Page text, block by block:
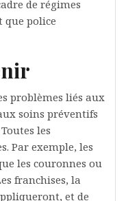
de régimes
que police
problèmes liés aux
soins préventifs
les
Par exemple, les
les couronnes ou
franchises, la
et de